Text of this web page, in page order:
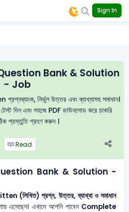
Sign In
Question Bank & Solution
- Job
প্রশ্নব্যাংক, নির্ভুল উত্তর এবং ব্যাখ্যাসহ সমাধান।
দিন এবং সহজে PDF ডাউনলোড করে চাকরি
প্রস্তুতি গ্রহণ করুন ।
Read
Question Bank & Solution -
(লিখিত) প্রশ্ন, উত্তর, ব্যাখ্যা ও সমাধান
এসেছেন। এখানে আপনি পাবেন Complete